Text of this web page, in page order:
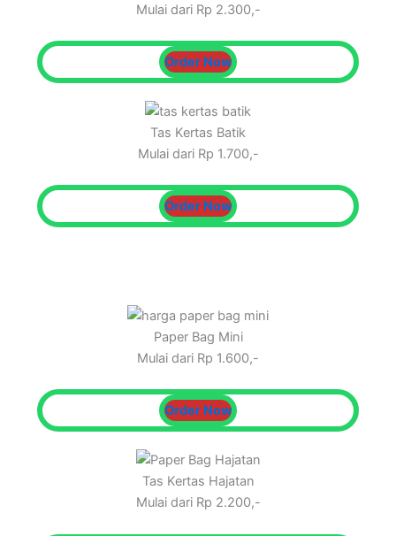
Mulai dari Rp 2.300,-
Order Now
Tas Kertas Batik
Mulai dari Rp 1.700,-
Order Now
Paper Bag Mini
Mulai dari Rp 1.600,-
Order Now
Tas Kertas Hajatan
Mulai dari Rp 2.200,-